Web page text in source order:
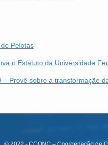
Pelotas
o Estatuto da Universidade
Provê sobre a transformação